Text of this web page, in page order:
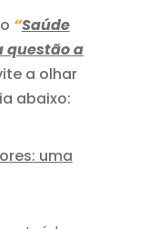
“Saúde
questão a
a olhar
abaixo:
uma